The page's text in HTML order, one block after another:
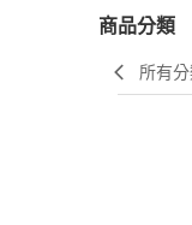
商品分類
所有